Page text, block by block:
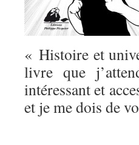
« Histoire et
livre que
intéressant et
et je me dois de